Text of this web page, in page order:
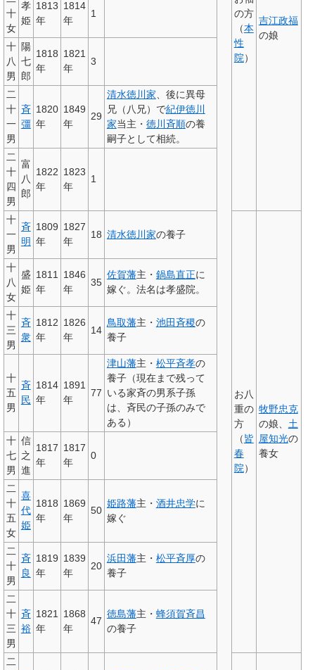
の方
（本
性
院）
吉江政福
の娘
十
女
孝
姫
1813
年
1814
年
1
十
八
男
陽
七
郎
1818
年
1821
年
3
二
十
一
男
斉
彊
1820
年
1849
年
29
清水徳川家、後に異母
兄（八兄）で紀伊徳川
家当主・ 徳川斉順の養
嗣子として相続。
二
十
四
男
富
八
郎
1822
年
1823
年
1
十
一
男
斉
明
1809
年
1827
年
18 清水徳川家の養子
お八
重の
方
（皆
春
院）
牧野忠克
の娘、 土
屋知光の
養女
十
八
女
盛
姫
1811
年
1846
年
35
佐賀藩主・ 鍋島直正に
嫁ぐ。法名は孝盛院。
十
三
男
斉
衆
1812
年
1826
年
14
鳥取藩主・ 池田斉稷の
養子
十
五
男
斉
民
1814
年
1891
年
77
津山藩主・ 松平斉孝の
養子（現在まで残って
いる家斉の男系子孫
は、斉民の子孫のみで
ある）
十
七
男
信
之
進
1817
年
1817
年
0
二
十
五
女
喜
代
姫
1818
年
1869
年
50
姫路藩主・ 酒井忠学に
嫁ぐ
二
十
男
斉
良
1819
年
1839
年
20
浜田藩主・ 松平斉厚の
養子
二
十
三
男
斉
裕
1821
年
1868
年
47
徳島藩主・ 蜂須賀斉昌
の養子
二